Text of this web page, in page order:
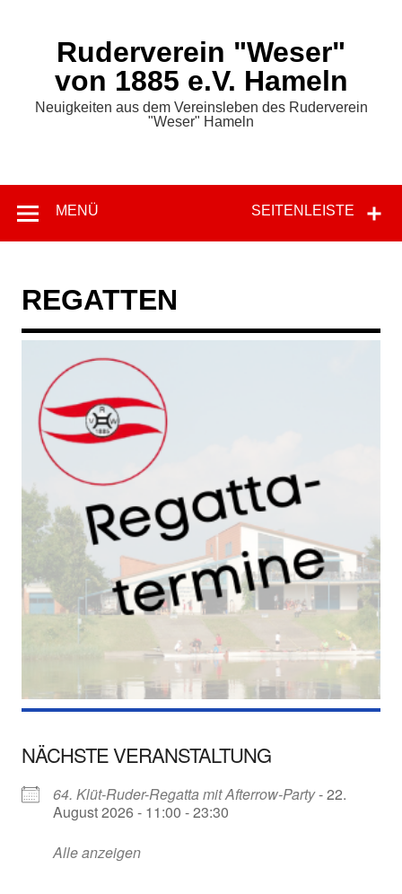
Ruderverein "Weser"
von 1885 e.V. Hameln
Neuigkeiten aus dem Vereinsleben des Ruderverein
"Weser" Hameln
SEITENLEISTE
MENÜ
REGATTEN
NÄCHSTE VERANSTALTUNG
64. Klüt-Ruder-Regatta mit Afterrow-Party- 22.
August 2026 - 11:00 - 23:30
Alle anzeigen